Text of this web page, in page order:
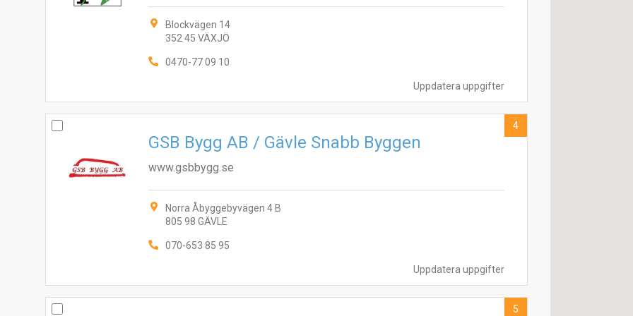
Uppdatera uppgifter
Blockvägen 14
352 45 VÄXJÖ
0470-77 09 10
Uppdatera uppgifter
GSB Bygg AB / Gävle Snabb Byggen
www.gsbbygg.se
Norra Åbyggebyvägen 4 B
805 98 GÄVLE
070-653 85 95
4
5